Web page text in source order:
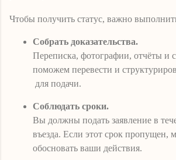
Чтобы получить статус, важно
Собрать доказательства.
Переписка, фотографии, отчёты и
поможем перевести и
для подачи.
Соблюдать сроки.
Вы должны подать заявление в
въезда. Если этот срок пропущен,
обосновать ваши действия.